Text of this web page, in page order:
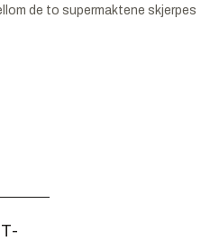
de to supermaktene skjerpes